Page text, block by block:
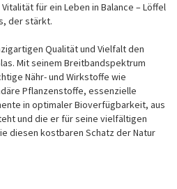
für ein Leben in Balance – Löffel
der stärkt.
Qualität und Vielfalt den
Mit seinem Breitbandspektrum
Nähr- und Wirkstoffe wie
Pflanzenstoffe, essenzielle
in optimaler Bioverfügbarkeit, aus
und die er für seine vielfältigen
diesen kostbaren Schatz der Natur